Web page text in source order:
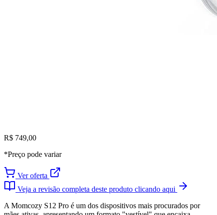
R$ 749,00
*Preço pode variar
Ver oferta
Veja a revisão completa deste produto clicando aqui
A Momcozy S12 Pro é um dos dispositivos mais procurados por